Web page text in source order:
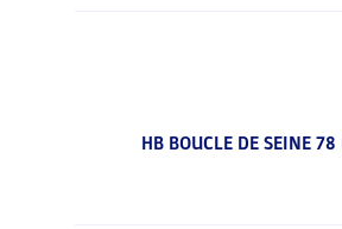
HB BOUCLE DE SEINE